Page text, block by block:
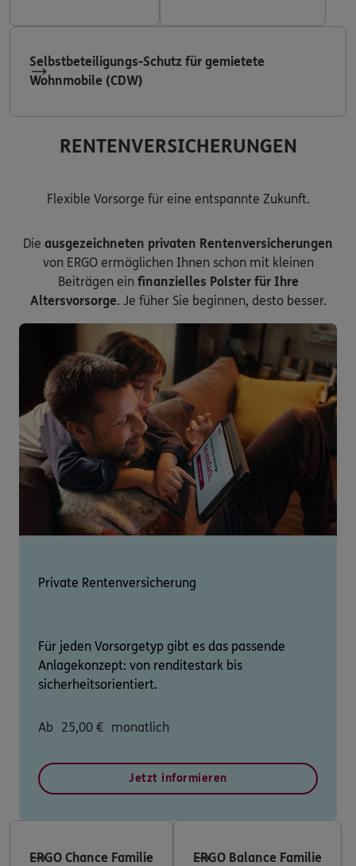
Selbstbeteiligungs-Schutz für gemietete
Wohnmobile (CDW)
RENTENVERSICHERUNGEN
Flexible Vorsorge für eine entspannte Zukunft.
Die ausgezeichneten privaten Rentenversicherungen
von ERGO ermöglichen Ihnen schon mit kleinen
Beiträgen ein finanzielles Polster für Ihre
Altersvorsorge. Je füher Sie beginnen, desto besser.
Private Rentenversicherung
Für jeden Vorsorgetyp gibt es das passende
Anlagekonzept: von renditestark bis
sicherheitsorientiert.
Ab 25,00 € monatlich
Jetzt informieren
ERGO Chance Familie ERGO Balance Familie